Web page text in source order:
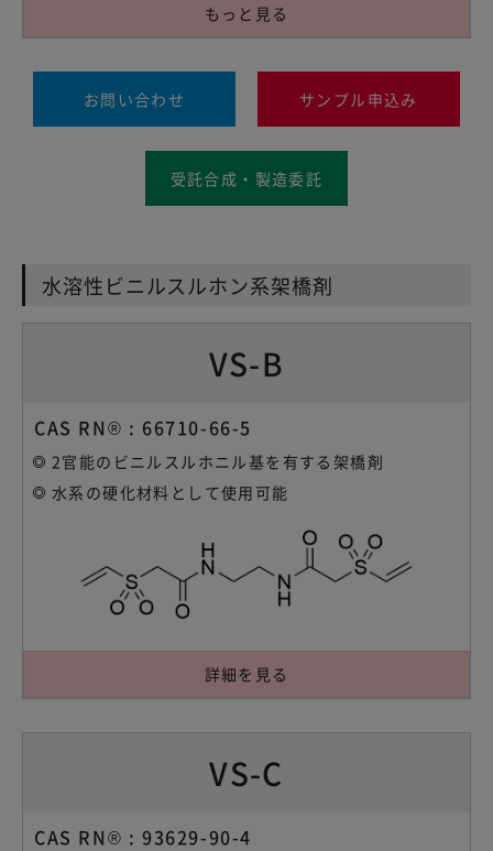
もっと見る
お問い合わせ サンプル申込み
受託合成・製造委託
水溶性ビニルスルホン系架橋剤
VS-B
CAS RN® : 66710-66-5
2官能のビニルスルホニル基を有する架橋剤
水系の硬化材料として使用可能
詳細を見る
VS-C
CAS RN® : 93629-90-4